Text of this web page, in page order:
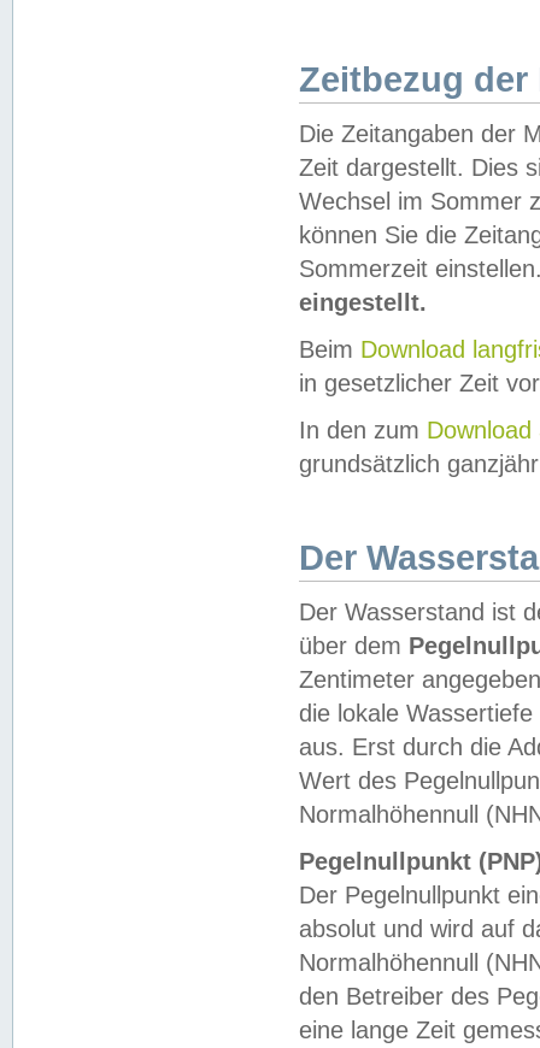
Zeitbezug der
Die Zeitangaben der
Zeit dargestellt. Dies
Wechsel im Sommer
können Sie die
Sommerzeit
eingestellt.
Beim Download
in gesetzlicher Zeit
In den zum Download
grundsätzlich
Der
Der Wasserstand ist
über dem
Zentimeter
die lokale
aus. Erst durch die
Wert des
Normalhöhennull
Pegelnullpunkt
Der Pegelnullpunkt
absolut und wird auf
Normalhöhennull
den Betreiber des
eine lange Zeit